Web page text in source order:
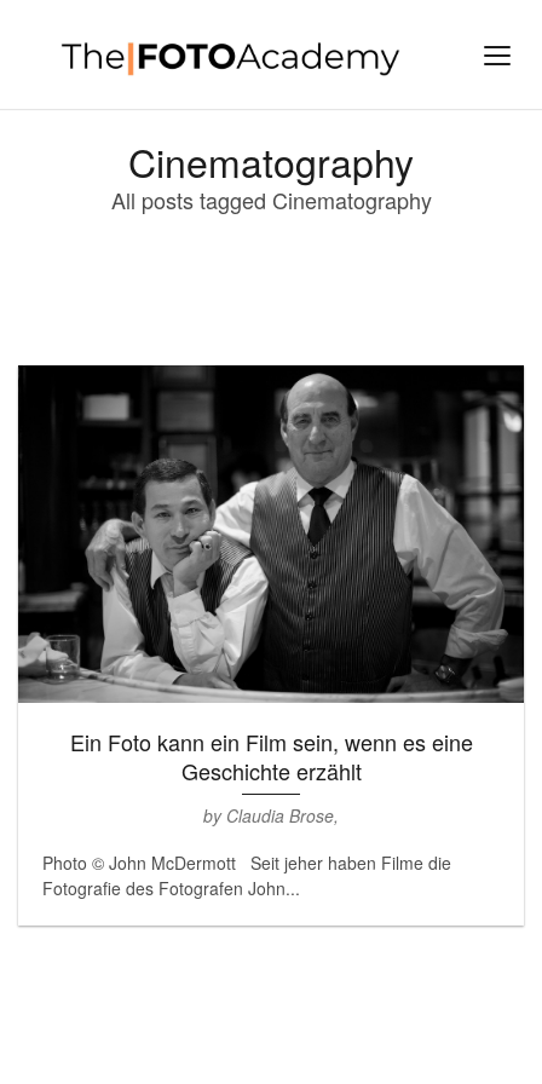
Cinematography
All posts tagged Cinematography
Ein Foto kann ein Film sein, wenn es eine
Geschichte erzählt
by Claudia Brose,
Photo © John McDermott Seit jeher haben Filme die
Fotografie des Fotografen John...